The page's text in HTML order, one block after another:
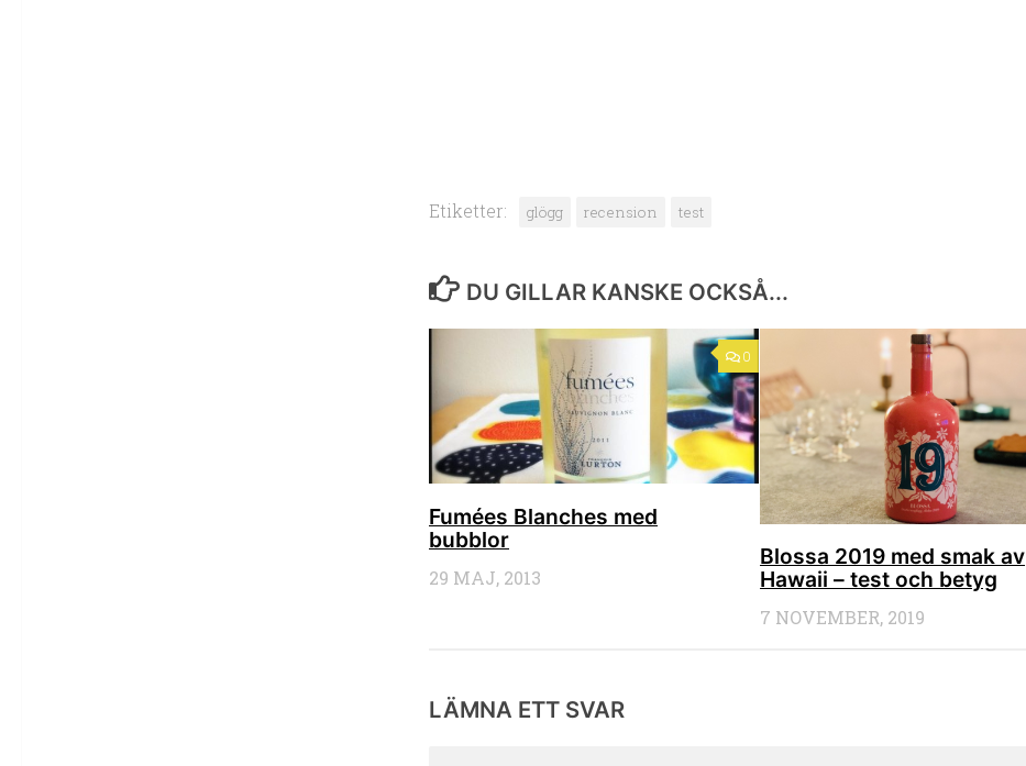
Etiketter: glögg recension test
DU GILLAR KANSKE OCKSÅ...
0
Fumées Blanches med
bubblor
29 MAJ, 2013
Blossa 2019 med smak av
Hawaii – test och betyg
7 NOVEMBER, 2019
LÄMNA ETT SVAR